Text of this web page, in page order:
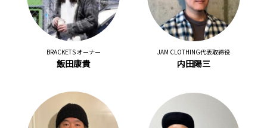
BRACKETS オーナー
飯田康貴
JAM CLOTHING代表取締役
内田陽三